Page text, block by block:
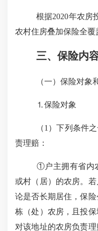
根据2020年农房
农村住房叠加保险全覆
三、保险内
（一）保险对象
⒈保险对象
（1 ）下列条件
责理赔：
①户主拥有省内
或村（居）的农房。
论是否长期居住，保险
栋（处）农房，且投
对该地址的农房负责